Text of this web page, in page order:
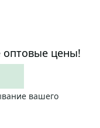
оптовые цены!
вашего